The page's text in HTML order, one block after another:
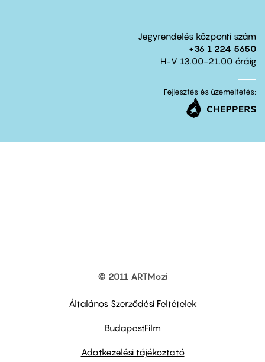
Jegyrendelés központi szám
+36 1 224 5650
H-V 13.00-21.00 óráig
Fejlesztés és üzemeltetés:
© 2011 ARTMozi
Általános Szerződési Feltételek
BudapestFilm
Adatkezelési tájékoztató